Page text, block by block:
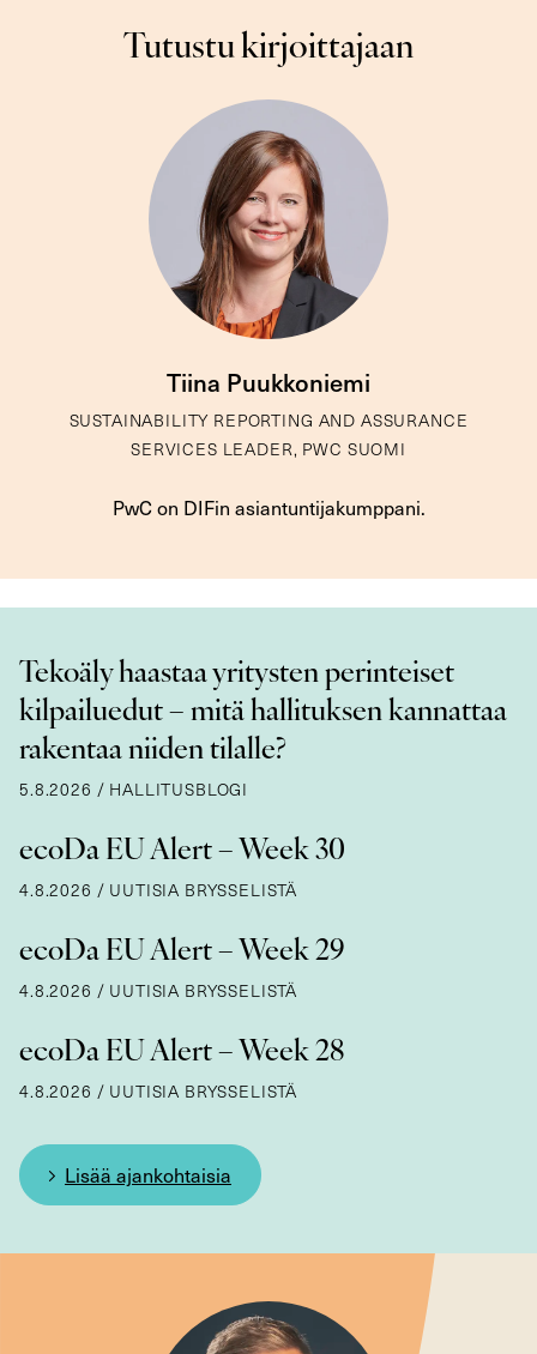
Tutustu kirjoittajaan
Tiina Puukkoniemi
SUSTAINABILITY REPORTING AND ASSURANCE
SERVICES LEADER, PWC SUOMI
PwC on DIFin asiantuntijakumppani.
Tekoäly haastaa yritysten perinteiset
kilpailuedut – mitä hallituksen kannattaa
rakentaa niiden tilalle?
5.8.2026 / HALLITUSBLOGI
ecoDa EU Alert – Week 30
4.8.2026 / UUTISIA BRYSSELISTÄ
ecoDa EU Alert – Week 29
4.8.2026 / UUTISIA BRYSSELISTÄ
ecoDa EU Alert – Week 28
4.8.2026 / UUTISIA BRYSSELISTÄ
Lisää ajankohtaisia